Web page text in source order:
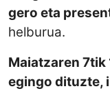
gero eta
helburua.
Maiatzaren 7tik
egingo dituzte, i